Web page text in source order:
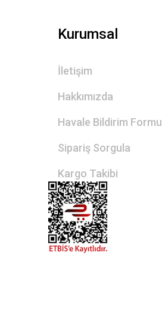
Kurumsal
İletişim
Hakkımızda
Havale Bildirim Formu
Sipariş Sorgula
Kargo Takibi